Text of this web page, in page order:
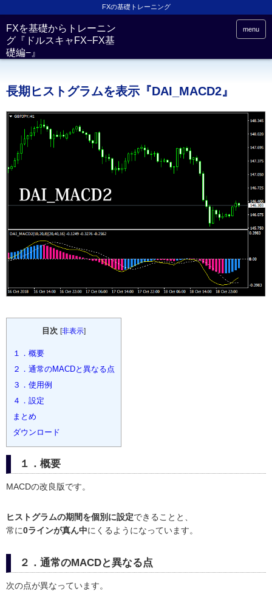
FXの基礎トレーニング
FXを基礎からトレーニン
グ『ドルスキャFX−FX基
礎編−』
menu
長期ヒストグラムを表示『DAI_MACD2』
目次 [非表示]
１．概要
２．通常のMACDと異なる点
３．使用例
４．設定
まとめ
ダウンロード
１．概要
MACDの改良版です。
ヒストグラムの期間を個別に設定できることと、
常に0ラインが真ん中にくるようになっています。
２．通常のMACDと異なる点
次の点が異なっています。